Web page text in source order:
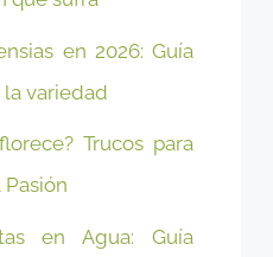
en 2026: Guía
la variedad
Trucos para
en Agua: Guía